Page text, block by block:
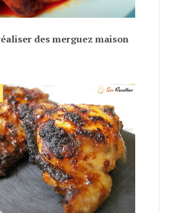
des merguez maison